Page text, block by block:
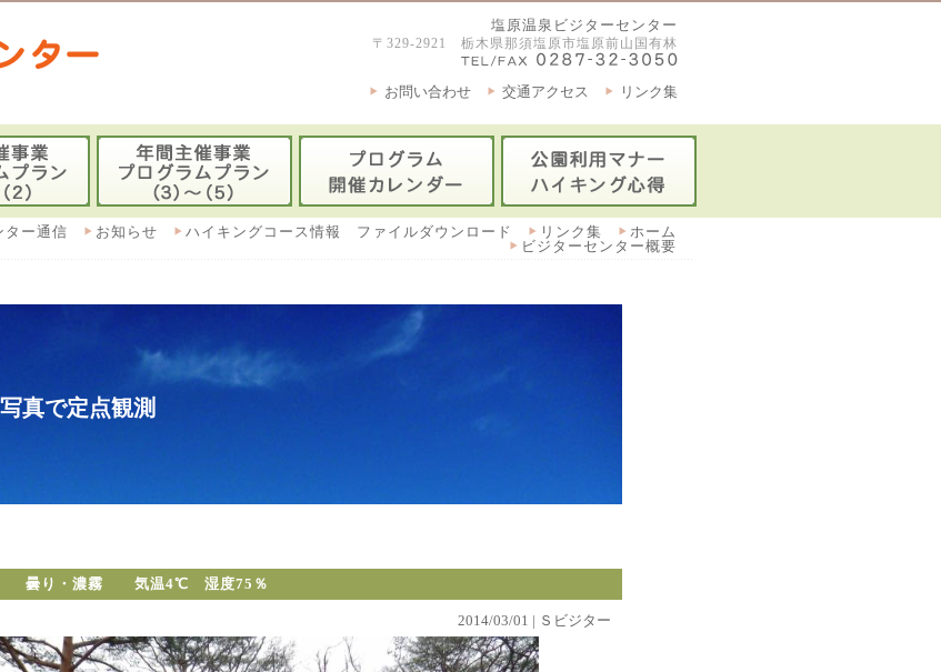
塩原温泉ビジターセンター
〒329-2921 栃木県那須塩原市塩原前山国有林
リンク集
交通アクセス
お問い合わせ
ホーム
リンク集
ハイキングコース情報 ファイルダウンロード
お知らせ
ター通信
ビジターセンター概要
真で定点観測
曇り・濃霧 気温4℃ 湿度75％
2014/03/01 | Ｓビジター